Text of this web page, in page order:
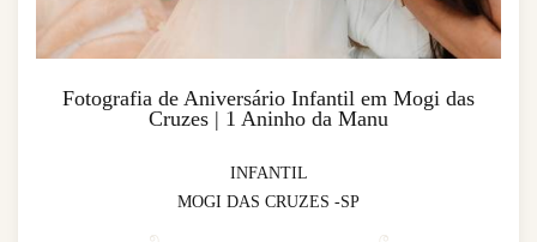
Fotografia de Aniversário Infantil em Mogi das
Cruzes | 1 Aninho da Manu
INFANTIL
MOGI DAS CRUZES -SP